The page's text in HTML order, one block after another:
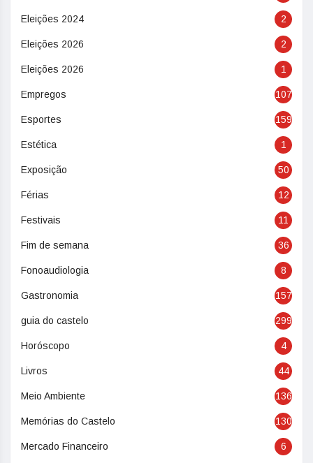
Eleições 2024 2
Eleições 2026 2
Eleições 2026 1
Empregos 107
Esportes 159
Estética 1
Exposição 50
Férias 12
Festivais 11
Fim de semana 36
Fonoaudiologia 8
Gastronomia 157
guia do castelo 299
Horóscopo 4
Livros 44
Meio Ambiente 136
Memórias do Castelo 130
Mercado Financeiro 6